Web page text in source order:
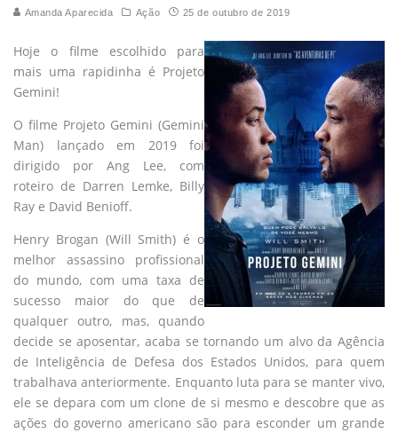
Amanda Aparecida Ação 25 de outubro de 2019
Hoje o filme escolhido para
mais uma rapidinha é Projeto
Gemini!
O filme Projeto Gemini (Gemini
Man) lançado em 2019 foi
dirigido por Ang Lee, com
roteiro de Darren Lemke, Billy
Ray e David Benioff.
Henry Brogan (Will Smith) é o
melhor assassino profissional
do mundo, com uma taxa de
sucesso maior do que de
qualquer outro, mas, quando
decide se aposentar, acaba se tornando um alvo da Agência
de Inteligência de Defesa dos Estados Unidos, para quem
trabalhava anteriormente. Enquanto luta para se manter vivo,
ele se depara com um clone de si mesmo e descobre que as
ações do governo americano são para esconder um grande